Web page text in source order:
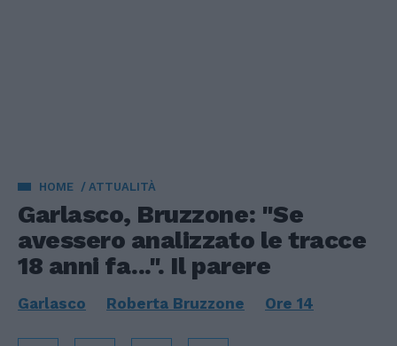
HOME ATTUALITÀ
Garlasco, Bruzzone: "Se
avessero analizzato le tracce
18 anni fa...". Il parere
Garlasco Roberta Bruzzone Ore 14